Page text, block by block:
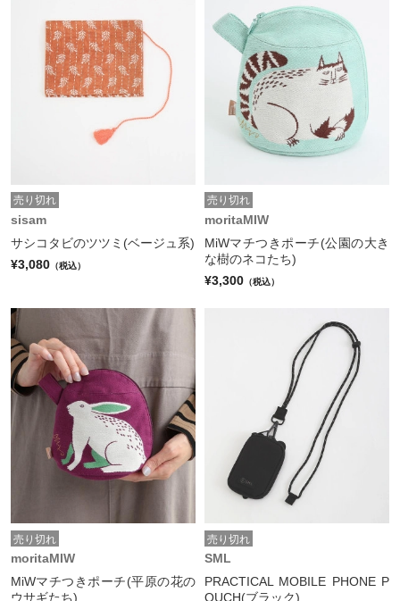
売り切れ
sisam
サシコタビのツツミ(ベージュ系)
¥3,080 （税込）
売り切れ
moritaMIW
MiWマチつきポーチ(公園の大き
な樹のネコたち)
¥3,300 （税込）
売り切れ
moritaMIW
MiWマチつきポーチ(平原の花の
ウサギたち)
売り切れ
SML
PRACTICAL MOBILE PHONE P
OUCH(ブラック)